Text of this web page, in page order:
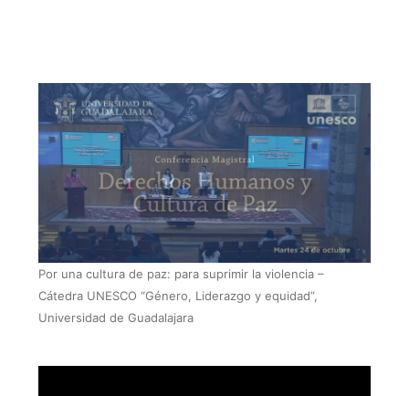
Por una cultura de paz: para suprimir la violencia –
Cátedra UNESCO “Género, Liderazgo y equidad”,
Universidad de Guadalajara